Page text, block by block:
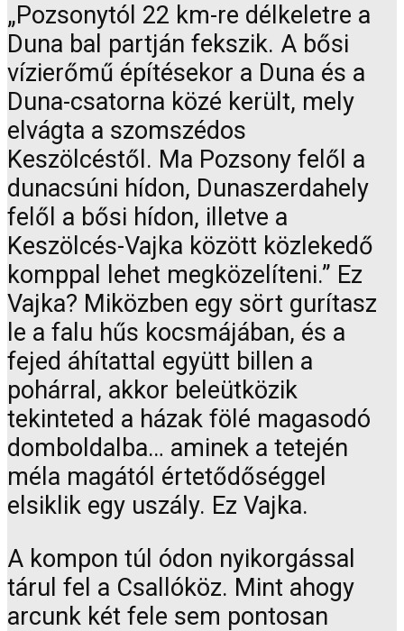
„Pozsonytól 22 km-re délkeletre a
Duna bal partján fekszik. A bősi
vízierőmű építésekor a Duna és a
Duna-csatorna közé került, mely
elvágta a szomszédos
Keszölcéstől. Ma Pozsony felől a
dunacsúni hídon, Dunaszerdahely
felől a bősi hídon, illetve a
Keszölcés-Vajka között közlekedő
komppal lehet megközelíteni.” Ez
Vajka? Miközben egy sört gurítasz
le a falu hűs kocsmájában, és a
fejed áhítattal együtt billen a
pohárral, akkor beleütközik
tekinteted a házak fölé magasodó
domboldalba… aminek a tetején
méla magától értetődőséggel
elsiklik egy uszály. Ez Vajka.
A kompon túl ódon nyikorgással
tárul fel a Csallóköz. Mint ahogy
arcunk két fele sem pontosan